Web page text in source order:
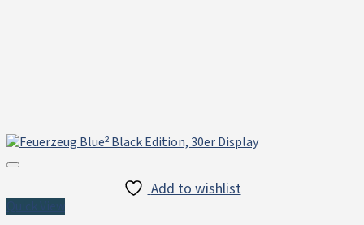
Add to wishlist